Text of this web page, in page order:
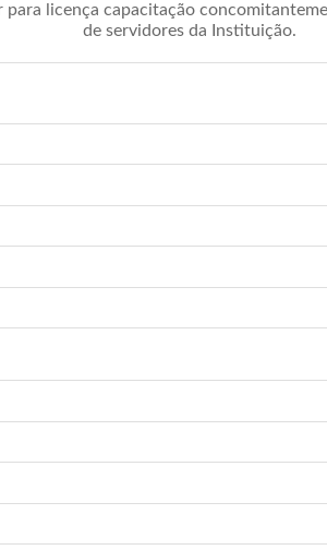
licença capacitação
de servidores da Instituição.